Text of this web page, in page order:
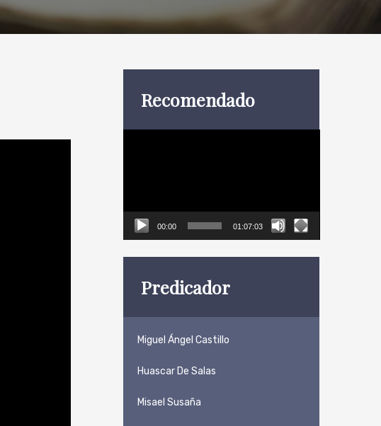
Recomendado
00:00 01:07:03
Predicador
Miguel Ángel Castillo
Huascar De Salas
Misael Susaña